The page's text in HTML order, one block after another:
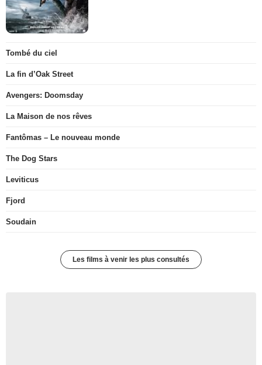
Tombé du ciel
La fin d’Oak Street
Avengers: Doomsday
La Maison de nos rêves
Fantômas – Le nouveau monde
The Dog Stars
Leviticus
Fjord
Soudain
Les films à venir les plus consultés